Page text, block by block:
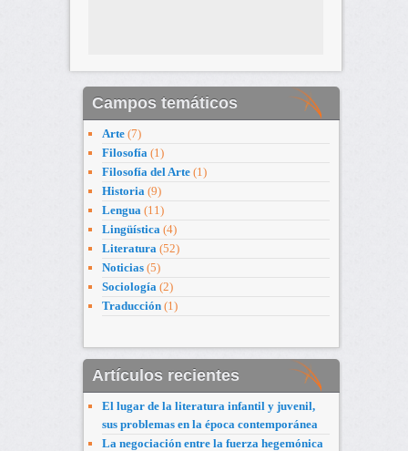
Campos temáticos
Arte(7)
Filosofía (1)
Filosofía del Arte(1)
Historia (9)
Lengua (11)
Lingüística (4)
Literatura (52)
Noticias(5)
Sociología (2)
Traducción(1)
Artículos recientes
El lugar de la literatura infantil y juvenil,
sus problemas en la época contemporánea
La negociación entre la fuerza hegemónica